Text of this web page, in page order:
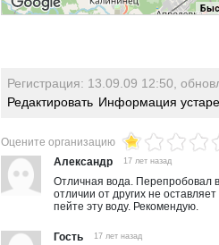
Регистрация: 13.09.09 12:50,
Редактировать Информация
Оцените организацию
Александр
17 лет назад
Отличная вода. Перепробовал
отличии от других не
пейте эту воду. Рекомендую.
Гость 17 лет назад